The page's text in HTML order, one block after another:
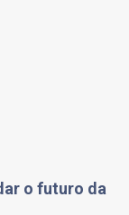
o futuro da